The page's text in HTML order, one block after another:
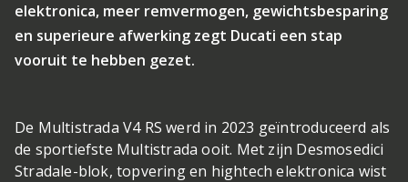
elektronica, meer remvermogen, gewichtsbesparing
en superieure afwerking zegt Ducati een stap
vooruit te hebben gezet.
De Multistrada V4 RS werd in 2023 geïntroduceerd als
de sportiefste Multistrada ooit. Met zijn Desmosedici
Stradale-blok, topvering en hightech elektronica wist